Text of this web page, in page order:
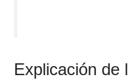
Explicación de